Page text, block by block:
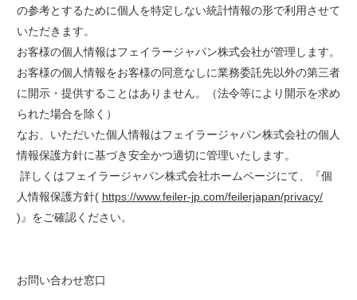
の参考とするために個人を特定しない統計情報の形で利用させて
いただきます。
お客様の個人情報はフェイラージャパン株式会社が管理します。
お客様の個人情報をお客様の同意なしに業務委託先以外の第三者
に開示・提供することはありません。（法令等により開示を求め
られた場合を除く）
なお、いただいた個人情報はフェイラージャパン株式会社の個人
情報保護方針に基づき安全かつ適切に管理いたします。
詳しくはフェイラージャパン株式会社ホームページにて、『個
人情報保護方針( https://www.feiler-jp.com/feilerjapan/privacy/
)』をご確認ください。
お問い合わせ窓口